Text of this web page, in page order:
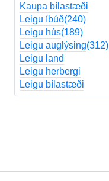
Kaupa bílastæði
Leigu íbúð(240)
Leigu hús(189)
Leigu auglýsing(312)
Leigu land
Leigu herbergi
Leigu bílastæði